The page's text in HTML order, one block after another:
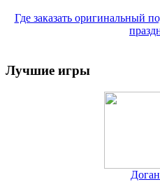
Где заказать оригинальный
Лучшие игры